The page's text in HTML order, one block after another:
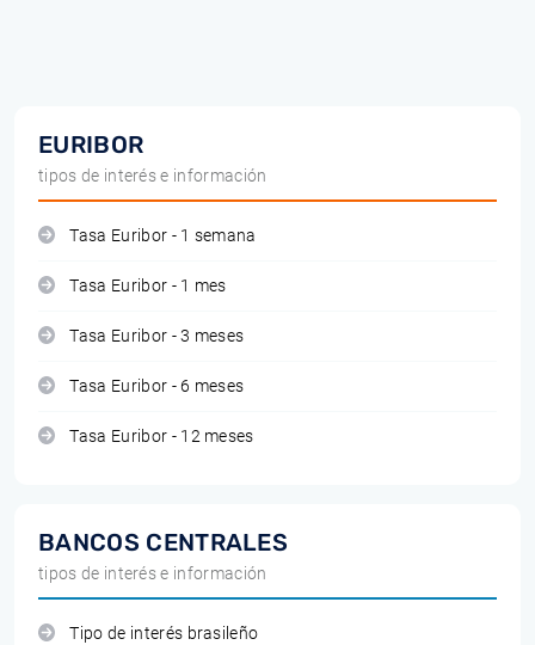
EURIBOR
tipos de interés e información
Tasa Euribor - 1 semana
Tasa Euribor - 1 mes
Tasa Euribor - 3 meses
Tasa Euribor - 6 meses
Tasa Euribor - 12 meses
BANCOS CENTRALES
tipos de interés e información
Tipo de interés brasileño